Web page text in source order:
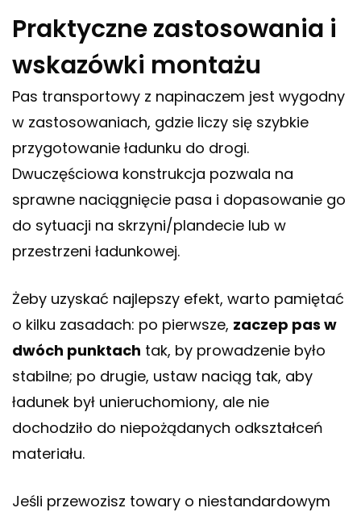
Praktyczne zastosowania i
wskazówki montażu
Pas transportowy z napinaczem jest wygodny
w zastosowaniach, gdzie liczy się szybkie
przygotowanie ładunku do drogi.
Dwuczęściowa konstrukcja pozwala na
sprawne naciągnięcie pasa i dopasowanie go
do sytuacji na skrzyni/plandecie lub w
przestrzeni ładunkowej.
Żeby uzyskać najlepszy efekt, warto pamiętać
o kilku zasadach: po pierwsze, zaczep pas w
dwóch punktach tak, by prowadzenie było
stabilne; po drugie, ustaw naciąg tak, aby
ładunek był unieruchomiony, ale nie
dochodziło do niepożądanych odkształceń
materiału.
Jeśli przewozisz towary o niestandardowym